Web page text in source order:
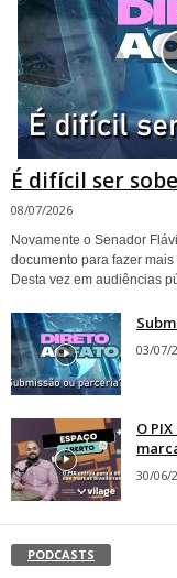
É difícil ser
08/07/2026
Novamente o Senador
documento para fazer
Desta vez em audiências
03/07/
O
30/06/
PODCASTS